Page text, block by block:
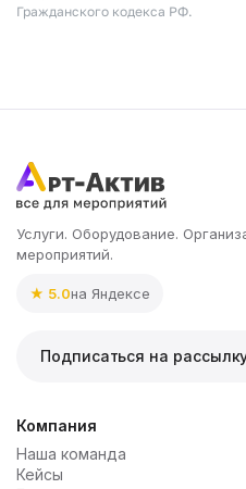
Гражданского кодекса РФ.
Услуги. Оборудование.
мероприятий.
★ 5.0на Яндексе
Подписаться на
Компания
Наша команда
Кейсы